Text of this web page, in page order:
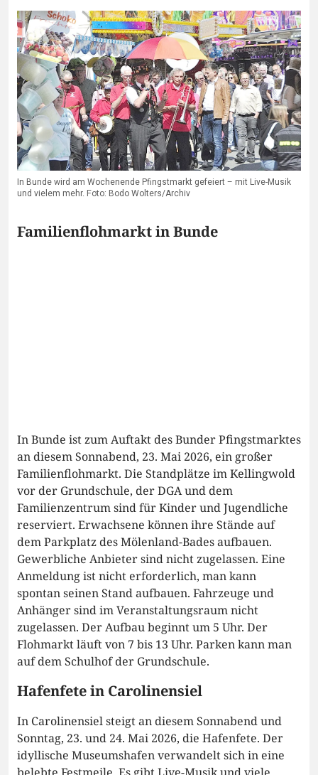
In Bunde wird am Wochenende Pfingstmarkt gefeiert – mit Live-Musik
und vielem mehr. Foto: Bodo Wolters/Archiv
Familienflohmarkt in Bunde
In Bunde ist zum Auftakt des Bunder Pfingstmarktes
an diesem Sonnabend, 23. Mai 2026, ein großer
Familienflohmarkt. Die Standplätze im Kellingwold
vor der Grundschule, der DGA und dem
Familienzentrum sind für Kinder und Jugendliche
reserviert. Erwachsene können ihre Stände auf
dem Parkplatz des Mölenland-Bades aufbauen.
Gewerbliche Anbieter sind nicht zugelassen. Eine
Anmeldung ist nicht erforderlich, man kann
spontan seinen Stand aufbauen. Fahrzeuge und
Anhänger sind im Veranstaltungsraum nicht
zugelassen. Der Aufbau beginnt um 5 Uhr. Der
Flohmarkt läuft von 7 bis 13 Uhr. Parken kann man
auf dem Schulhof der Grundschule.
Hafenfete in Carolinensiel
In Carolinensiel steigt an diesem Sonnabend und
Sonntag, 23. und 24. Mai 2026, die Hafenfete. Der
idyllische Museumshafen verwandelt sich in eine